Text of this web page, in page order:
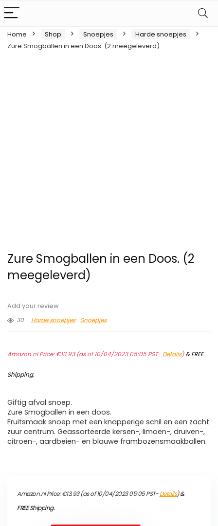
Home Shop Snoepjes
Harde snoepjes
Zure Smogballen in een Doos. (2 meegeleverd)
Zure Smogballen in een Doos. (2
meegeleverd)
Add your review
30
Harde snoepjes Snoepjes
Amazon.nl Price:€13.93(as of 10/04/2023 05:05 PST- Details)&FREE
Shipping.
Giftig afval snoep.
Zure Smogballen in een doos.
Fruitsmaak snoep met een knapperige schil en een zacht
zuur centrum. Geassorteerde kersen-, limoen-, druiven-,
citroen-, aardbeien- en blauwe frambozensmaakballen.
Amazon.nl Price:€13.93(as of 10/04/2023 05:05 PST-Details)&
FREE Shipping.